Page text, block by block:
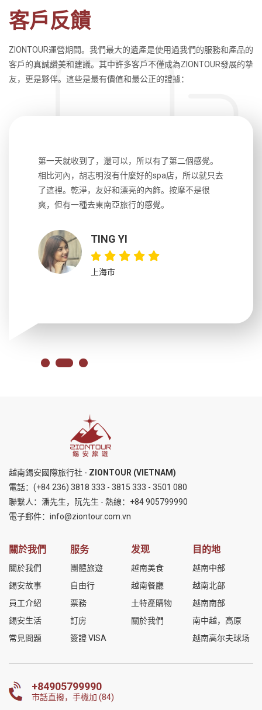
客戶反饋
ZIONTOUR運營期間。我們最大的遺產是使用過我們的服務和產品的
客戶的真誠讚美和建議。其中許多客戶不僅成為ZIONTOUR發展的摯
友，更是夥伴。這些是最有價值和最公正的證據：
第一天就收到了，還可以，所以有了第二個感覺。
相比河內，胡志明沒有什麼好的spa店，所以就只去
了這裡。乾淨，友好和漂亮的內飾。按摩不是很
爽，但有一種去東南亞旅行的感覺。
TING YI
上海市
越南錫安國際旅行社 - ZIONTOUR (VIETNAM)
電話： (+84 236) 3818 333 - 3815 333 - 3501 080
聯繫人：潘先生，阮先生 - 熱線： +84 905799990
電子郵件： info@ziontour.com.vn
關於我們
關於我們
錫安故事
員工介紹
錫安生活
常見問題
服务
團體旅遊
自由行
票務
訂房
簽證 VISA
发现
越南美食
越南餐廳
土特產購物
關於我們
目的地
越南中部
越南北部
越南南部
南中越，高原
越南高尔夫球场
+84905799990
市話直撥，手機加 (84)